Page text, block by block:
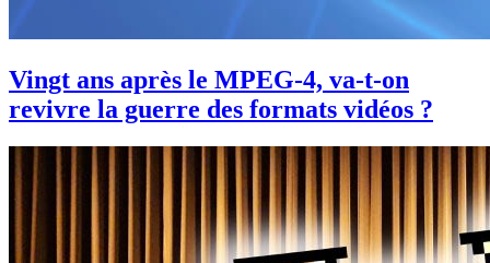
Vingt ans après le MPEG-4, va-t-on
revivre la guerre des formats vidéos ?